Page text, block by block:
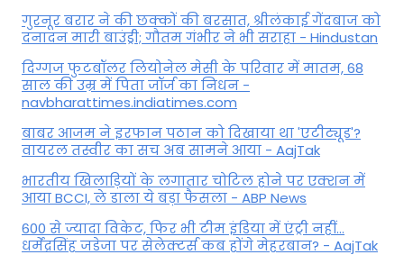
गुरनूर बरार ने की छक्कों की बरसात, श्रीलंकाई गेंदबाज को
दनादन मारी बाउंड्री; गौतम गंभीर ने भी सराहा - Hindustan
दिग्गज फुटबॉलर लियोनेल मेसी के परिवार में मातम, 68
साल की उम्र में पिता जॉर्ज का निधन -
navbharattimes.indiatimes.com
बाबर आजम ने इरफान पठान को दिखाया था 'एटीट्यूड'?
वायरल तस्वीर का सच अब सामने आया - AajTak
भारतीय खिलाड़ियों के लगातार चोटिल होने पर एक्शन में
आया BCCI, ले डाला ये बड़ा फैसला - ABP News
600 से ज्यादा विकेट, फिर भी टीम इंडिया में एंट्री नहीं...
धर्मेंद्रसिंह जडेजा पर सेलेक्टर्स कब होंगे मेहरबान? - AajTak